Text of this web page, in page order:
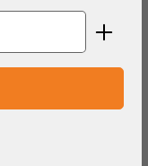
Wert ein